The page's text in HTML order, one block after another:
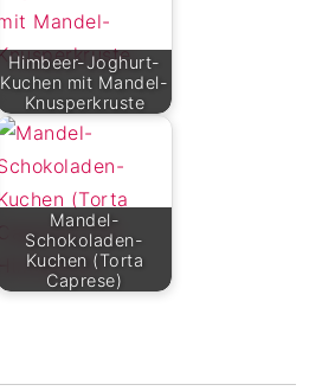
Himbeer-Joghurt-
Kuchen mit Mandel-
Knusperkruste
Mandel-
Schokoladen-
Kuchen (Torta
Caprese)